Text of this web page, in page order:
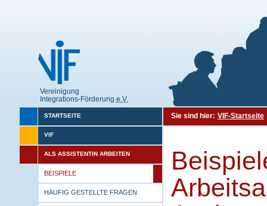
Vereinigung
Integrations-Förderung e.V.
STARTSEITE
VIF
ALS ASSISTENTIN ARBEITEN
BEISPIELE
HÄUFIG GESTELLTE FRAGEN
Sie sind hier: VIF-Startseite